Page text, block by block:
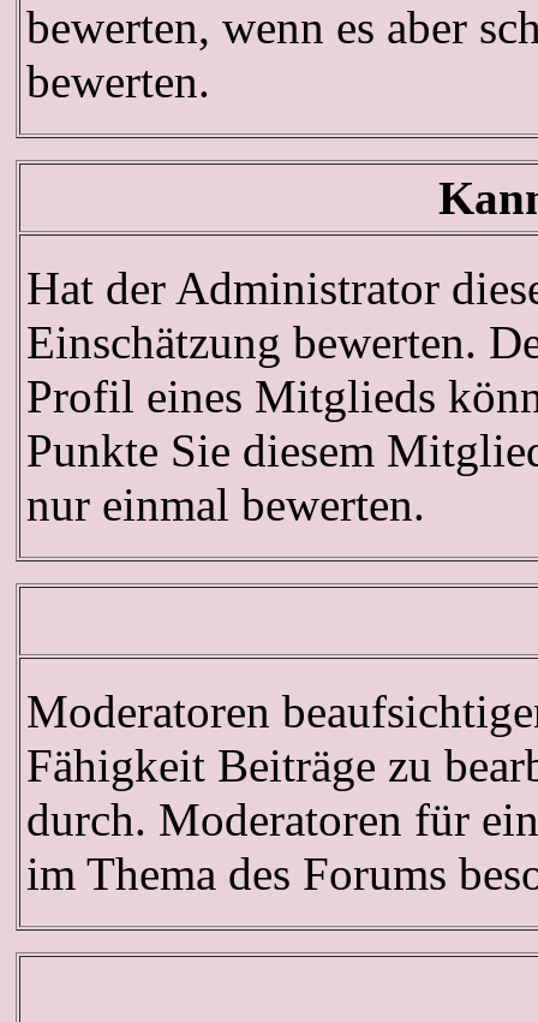
bewerten, wenn es aber
bewerten.
Hat der Administrator
Einschätzung bewerten.
Profil eines Mitglieds
Punkte Sie diesem
nur einmal bewerten.
Moderatoren
Fähigkeit Beiträge zu
durch. Moderatoren für
im Thema des Forums